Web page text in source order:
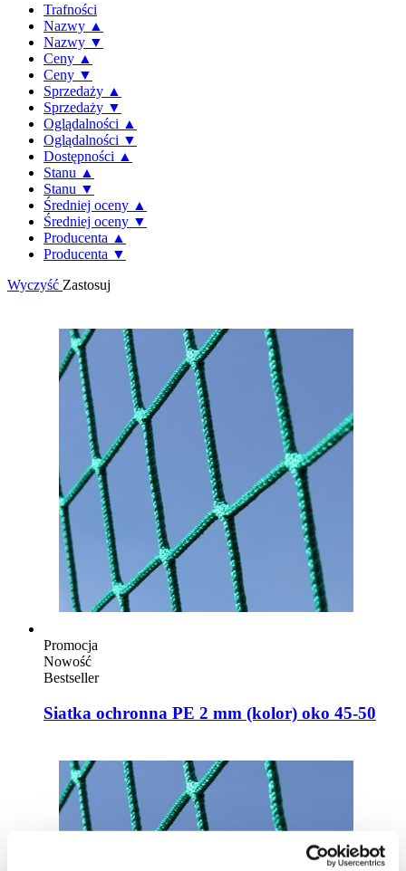
Trafności
Nazwy ▲
Nazwy ▼
Ceny ▲
Ceny ▼
Sprzedaży ▲
Sprzedaży ▼
Oglądalności ▲
Oglądalności ▼
Dostępności ▲
Stanu ▲
Stanu ▼
Średniej oceny ▲
Średniej oceny ▼
Producenta ▲
Producenta ▼
Wyczyść Zastosuj
Promocja
Nowość
Bestseller
Siatka ochronna PE 2 mm (kolor) oko 45-50